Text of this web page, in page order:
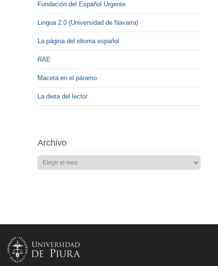
Fundación del Español Urgente
Lingua 2.0 (Universidad de Navarra)
La página del idioma español
RAE
Maceta en el páramo
La dieta del lector
Archivo